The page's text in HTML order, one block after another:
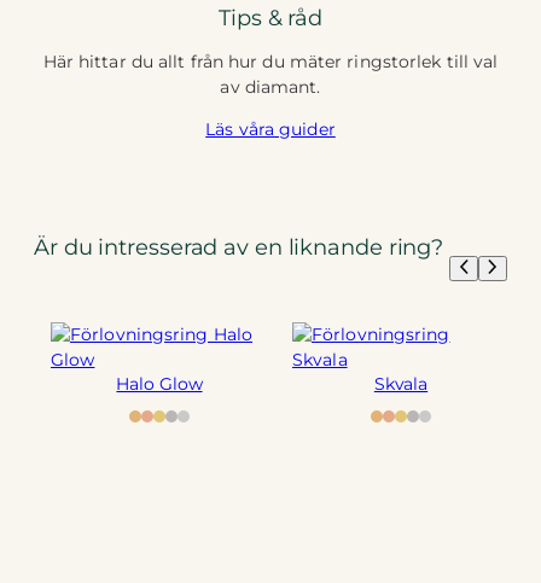
Tips & råd
Här hittar du allt från hur du mäter ringstorlek till val
av diamant.
Läs våra guider
Är du intresserad av en liknande ring?
Halo Glow Skvala